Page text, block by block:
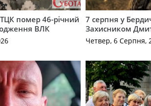
помер 46-річний
ВЛК
7 серпня у
Захисником
Четвер, 6 Серпня,